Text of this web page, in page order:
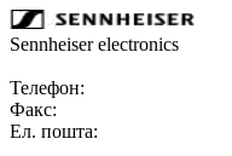
Sennheiser electronics
Телефон:
Факс:
Ел. пошта: